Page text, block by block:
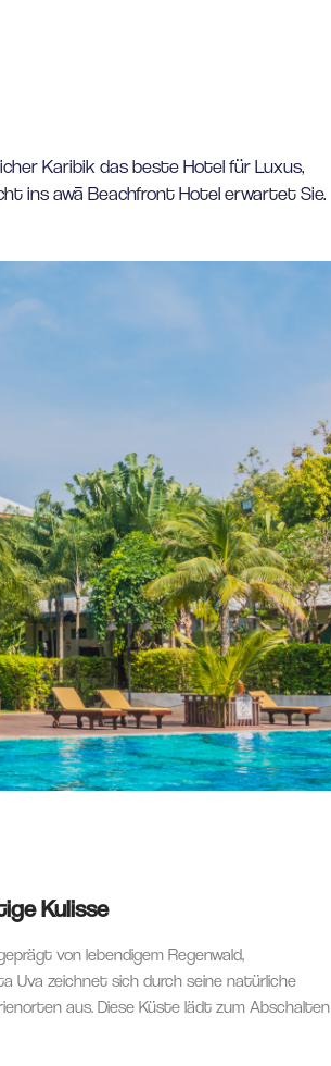
Karibik das beste Hotel für Luxus,
ins awā Beachfront Hotel erwartet Sie.
Kulisse
von lebendigem Regenwald,
Uva zeichnet sich durch seine natürliche
aus. Diese Küste lädt zum Abschalten